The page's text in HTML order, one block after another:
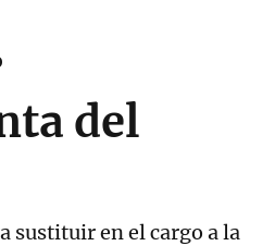
del
sustituir en el cargo a la